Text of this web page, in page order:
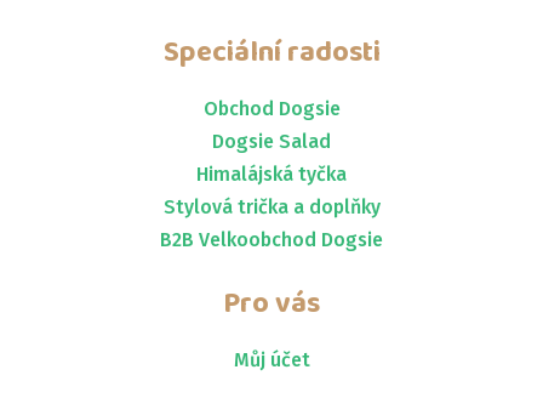
Speciální radosti
Obchod Dogsie
Dogsie Salad
Himalájská tyčka
Stylová trička a doplňky
B2B Velkoobchod Dogsie
Pro vás
Můj účet